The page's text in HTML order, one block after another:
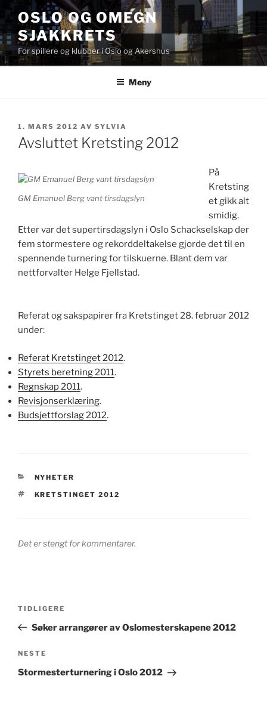
til
innhold
OSLO OG OMEGN
SJAKKRETS
For spillere og klubber i Oslo og Akershus
Meny
PUBLISERT
1. MARS 2012 AV SYLVIA
Avsluttet Kretsting 2012
GM Emanuel Berg vant tirsdagslyn
På
Kretsting
et gikk alt
smidig.
Etter var det supertirsdagslyn i Oslo Schackselskap der
fem stormestere og rekorddeltakelse gjorde det til en
spennende turnering for tilskuerne. Blant dem var
nettforvalter Helge Fjellstad.
Referat og sakspapirer fra Kretstinget 28. februar 2012
under:
Referat Kretstinget 2012.
Styrets beretning 2011.
Regnskap 2011.
Revisjonserklæring.
Budsjettforslag 2012.
KATEGORIER
NYHETER
STIKKORD
KRETSTINGET 2012
Det er stengt for kommentarer.
Forrige
innlegg
TIDLIGERE
Søker arrangører av Oslomesterskapene 2012
Neste
innlegg
NESTE
Stormesterturnering i Oslo 2012